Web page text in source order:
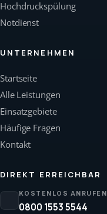
Hochdruckspülung
Notdienst
UNTERNEHMEN
Startseite
Alle Leistungen
Einsatzgebiete
Häufige Fragen
Kontakt
DIREKT ERREICHBAR
KOSTENLOS ANRUFEN
0800 1553 5544